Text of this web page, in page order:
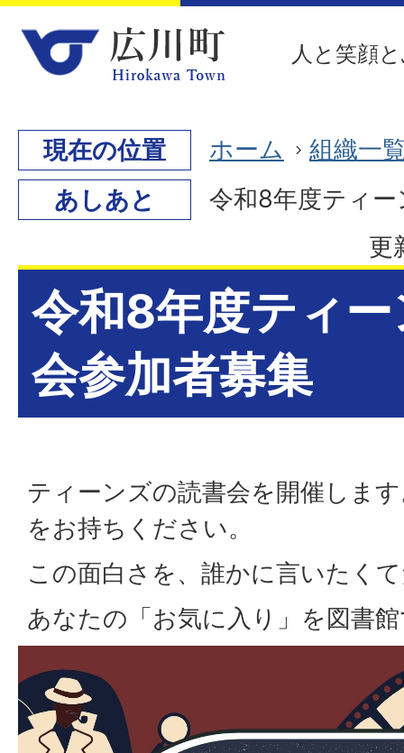
人と笑顔
現在の位置 ホーム
組織一
あしあと
令和8年度ティ
更
令和8年度ティ
会参加者募集
ティーンズの読書会を開催しま
をお持ちください。
この面白さを、誰かに言いたく
あなたの「お気に入り」を図書